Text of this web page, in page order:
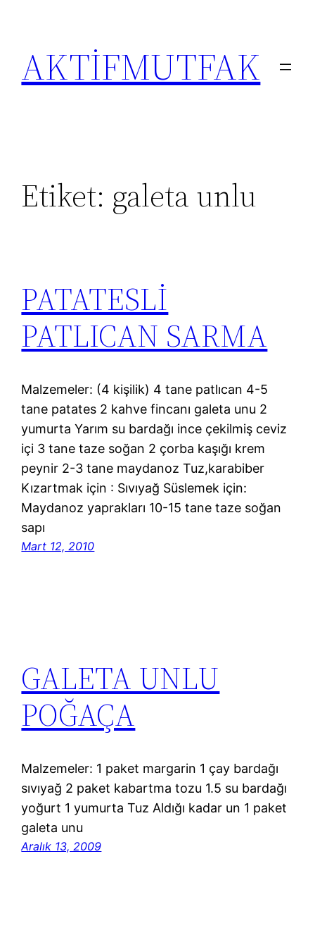
AKTİFMUTFAK
Etiket: galeta unlu
PATATESLİ
PATLICAN SARMA
Malzemeler: (4 kişilik) 4 tane patlıcan 4-5
tane patates 2 kahve fincanı galeta unu 2
yumurta Yarım su bardağı ince çekilmiş ceviz
içi 3 tane taze soğan 2 çorba kaşığı krem
peynir 2-3 tane maydanoz Tuz,karabiber
Kızartmak için : Sıvıyağ Süslemek için:
Maydanoz yaprakları 10-15 tane taze soğan
sapı
Mart 12, 2010
GALETA UNLU
POĞAÇA
Malzemeler: 1 paket margarin 1 çay bardağı
sıvıyağ 2 paket kabartma tozu 1.5 su bardağı
yoğurt 1 yumurta Tuz Aldığı kadar un 1 paket
galeta unu
Aralık 13, 2009